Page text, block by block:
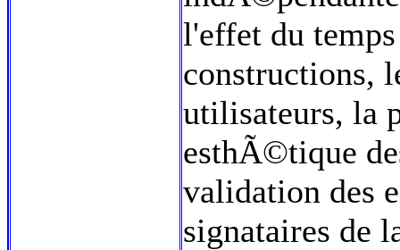
l'effet du
constructions,
utilisateurs, la
esthÃ©tique
validation des
signataires de